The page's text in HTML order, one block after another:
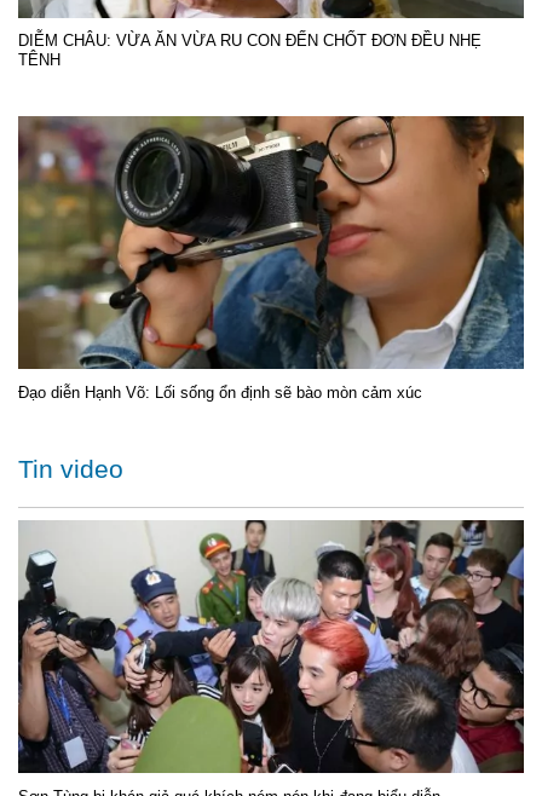
DIỄM CHÂU: VỪA ĂN VỪA RU CON ĐẾN CHỐT ĐƠN ĐỀU NHẸ
TÊNH
Đạo diễn Hạnh Võ: Lối sống ổn định sẽ bào mòn cảm xúc
Tin video